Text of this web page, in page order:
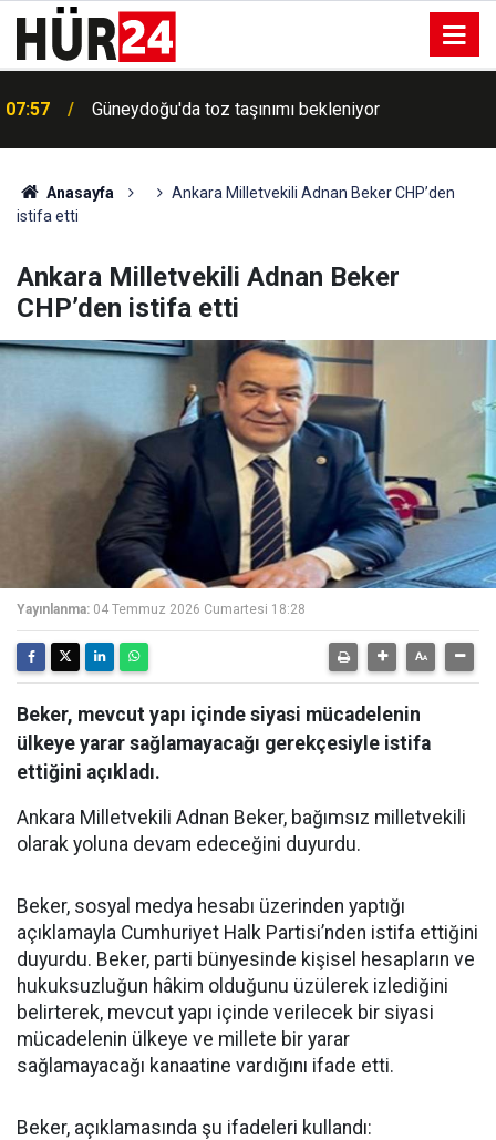
07:57 Güneydoğu'da toz taşınımı bekleniyor
Anasayfa
Ankara Milletvekili Adnan Beker CHP’den
istifa etti
Ankara Milletvekili Adnan Beker
CHP’den istifa etti
Yayınlanma: 04 Temmuz 2026 Cumartesi 18:28
Beker, mevcut yapı içinde siyasi mücadelenin
ülkeye yarar sağlamayacağı gerekçesiyle istifa
ettiğini açıkladı.
Ankara Milletvekili Adnan Beker, bağımsız milletvekili
olarak yoluna devam edeceğini duyurdu.
Beker, sosyal medya hesabı üzerinden yaptığı
açıklamayla Cumhuriyet Halk Partisi’nden istifa ettiğini
duyurdu. Beker, parti bünyesinde kişisel hesapların ve
hukuksuzluğun hâkim olduğunu üzülerek izlediğini
belirterek, mevcut yapı içinde verilecek bir siyasi
mücadelenin ülkeye ve millete bir yarar
sağlamayacağı kanaatine vardığını ifade etti.
Beker, açıklamasında şu ifadeleri kullandı: